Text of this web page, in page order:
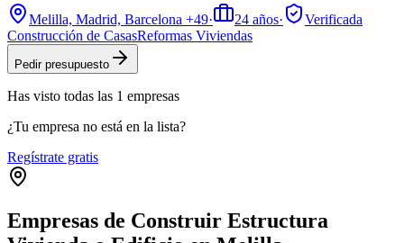
Melilla, Madrid, Barcelona +49· 24 años·
Verificada
Construcción de CasasReformas Viviendas
Pedir presupuesto
Has visto todas las 1 empresas
¿Tu empresa no está en la lista?
Regístrate gratis
Empresas de Construir Estructura